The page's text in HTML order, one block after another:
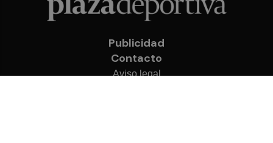
Publicidad
Contacto
Aviso legal